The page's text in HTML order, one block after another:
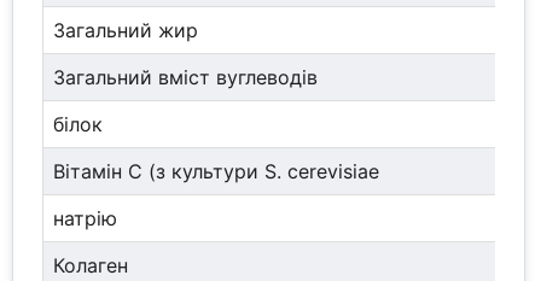
Загальний жир
Загальний вміст вуглеводів
білок
Вітамін С (з культури S. cerevisiae
натрію
Колаген